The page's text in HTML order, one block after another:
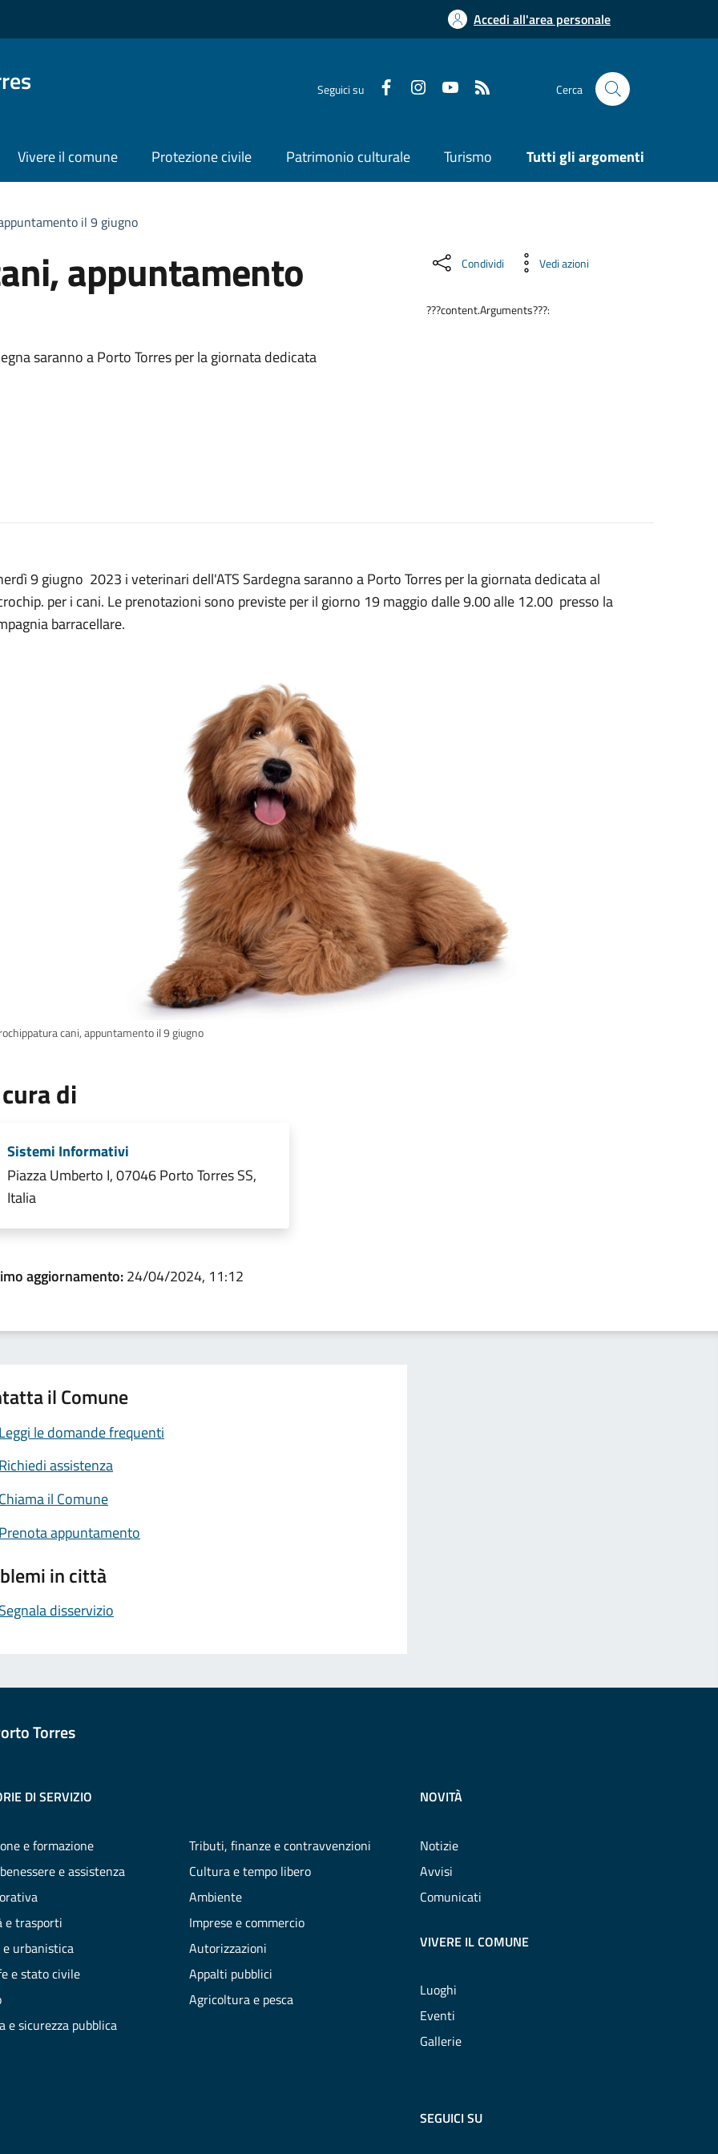
Accedi all'area personale
Seguici su Cerca
Vivere il comune Protezione civile Patrimonio culturale Turismo Tutti gli argomenti
il 9 giugno
appuntamento
saranno a Porto Torres per la giornata dedicata
Condividi Vedi azioni
???content.Arguments???:
9 giugno 2023 i veterinari dell'ATS Sardegna saranno a Porto Torres per la giornata dedicata al
per i cani. Le prenotazioni sono previste per il giorno 19 maggio dalle 9.00 alle 12.00 presso la
barracellare.
cani, appuntamento il 9 giugno
di
Sistemi Informativi
Piazza Umberto I, 07046 Porto Torres SS,
Italia
aggiornamento:24/04/2024, 11:12
il Comune
le domande frequenti
assistenza
il Comune
appuntamento
in città
disservizio
Torres
DI SERVIZIO
e formazione
e assistenza
e trasporti
urbanistica
e stato civile
e sicurezza pubblica
Tributi, finanze e contravvenzioni
Cultura e tempo libero
Ambiente
Imprese e commercio
Autorizzazioni
Appalti pubblici
Agricoltura e pesca
NOVITÀ
Notizie
Avvisi
Comunicati
VIVERE IL COMUNE
Luoghi
Eventi
Gallerie
SEGUICI SU